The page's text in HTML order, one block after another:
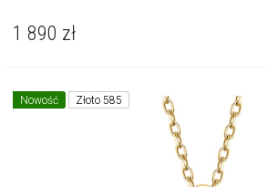
1 890 zł
Nowość Złoto 585